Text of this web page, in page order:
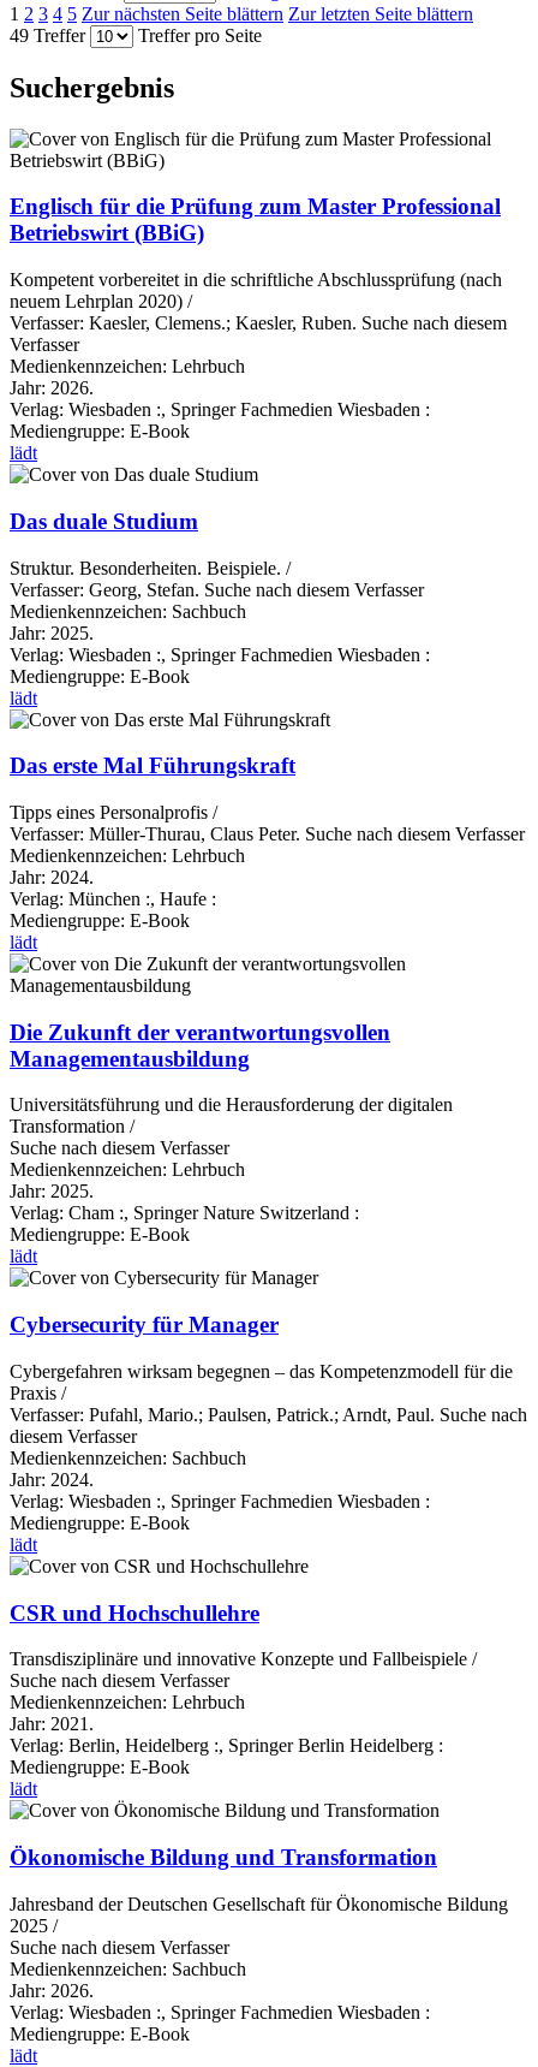
1 2 3 4 5 Zur nächsten Seite blättern Zur letzten Seite blättern
49 Treffer
Treffer pro Seite
Suchergebnis
Englisch für die Prüfung zum Master Professional
Betriebswirt (BBiG)
Kompetent vorbereitet in die schriftliche Abschlussprüfung (nach
neuem Lehrplan 2020) /
Verfasser: Kaesler, Clemens.; Kaesler, Ruben. Suche nach diesem
Verfasser
Medienkennzeichen: Lehrbuch
Jahr: 2026.
Verlag: Wiesbaden :, Springer Fachmedien Wiesbaden :
Mediengruppe: E-Book
lädt
Das duale Studium
Struktur. Besonderheiten. Beispiele. /
Verfasser: Georg, Stefan. Suche nach diesem Verfasser
Medienkennzeichen: Sachbuch
Jahr: 2025.
Verlag: Wiesbaden :, Springer Fachmedien Wiesbaden :
Mediengruppe: E-Book
lädt
Das erste Mal Führungskraft
Tipps eines Personalprofis /
Verfasser: Müller-Thurau, Claus Peter. Suche nach diesem Verfasser
Medienkennzeichen: Lehrbuch
Jahr: 2024.
Verlag: München :, Haufe :
Mediengruppe: E-Book
lädt
Die Zukunft der verantwortungsvollen
Managementausbildung
Universitätsführung und die Herausforderung der digitalen
Transformation /
Suche nach diesem Verfasser
Medienkennzeichen: Lehrbuch
Jahr: 2025.
Verlag: Cham :, Springer Nature Switzerland :
Mediengruppe: E-Book
lädt
Cybersecurity für Manager
Cybergefahren wirksam begegnen – das Kompetenzmodell für die
Praxis /
Verfasser: Pufahl, Mario.; Paulsen, Patrick.; Arndt, Paul. Suche nach
diesem Verfasser
Medienkennzeichen: Sachbuch
Jahr: 2024.
Verlag: Wiesbaden :, Springer Fachmedien Wiesbaden :
Mediengruppe: E-Book
lädt
CSR und Hochschullehre
Transdisziplinäre und innovative Konzepte und Fallbeispiele /
Suche nach diesem Verfasser
Medienkennzeichen: Lehrbuch
Jahr: 2021.
Verlag: Berlin, Heidelberg :, Springer Berlin Heidelberg :
Mediengruppe: E-Book
lädt
Ökonomische Bildung und Transformation
Jahresband der Deutschen Gesellschaft für Ökonomische Bildung
2025 /
Suche nach diesem Verfasser
Medienkennzeichen: Sachbuch
Jahr: 2026.
Verlag: Wiesbaden :, Springer Fachmedien Wiesbaden :
Mediengruppe: E-Book
lädt